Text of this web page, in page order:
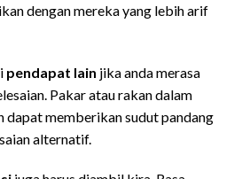
dengan mereka yang lebih arif
pendapat lain jika anda merasa
Pakar atau rakan dalam
dapat memberikan sudut pandang
alternatif.